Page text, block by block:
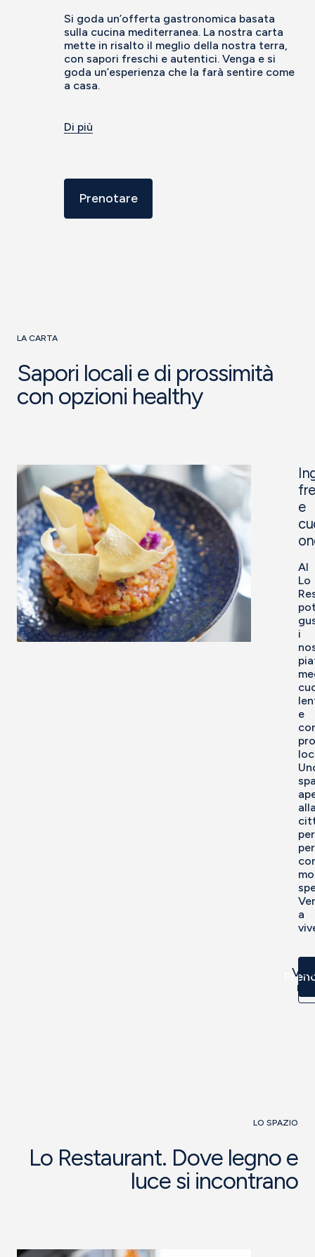
Si goda un’offerta gastronomica basata
sulla cucina mediterranea. La nostra carta
mette in risalto il meglio della nostra terra,
con sapori freschi e autentici. Venga e si
goda un’esperienza che la farà sentire come
a casa.
Di più
Prenotare
LA CARTA
Sapori locali e di prossimità
con opzioni healthy
e
Al
Lo
i
e
per
a
LO SPAZIO
Lo Restaurant. Dove legno e
luce si incontrano